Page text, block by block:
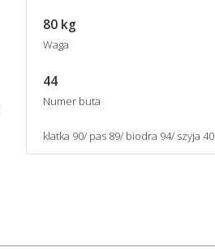
80 kg
Waga
44
Numer buta
klatka 90/ pas 89/ biodra 94/ szyja 40